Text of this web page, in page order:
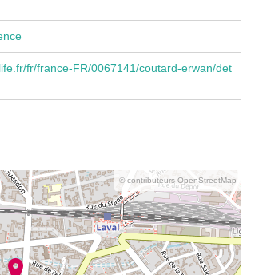
fr/france-FR/0067141/coutard-erwan/det
© contributeurs OpenStreetMap